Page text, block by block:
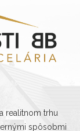
realitnom trhu
spôsobmi